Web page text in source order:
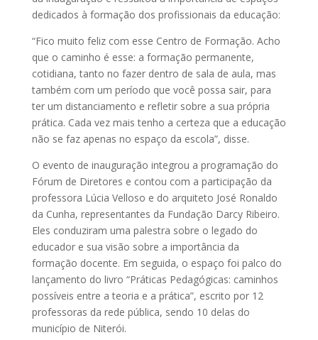
dedicados à formação dos profissionais da educação:
“Fico muito feliz com esse Centro de Formação. Acho
que o caminho é esse: a formação permanente,
cotidiana, tanto no fazer dentro de sala de aula, mas
também com um período que você possa sair, para
ter um distanciamento e refletir sobre a sua própria
prática. Cada vez mais tenho a certeza que a educação
não se faz apenas no espaço da escola”, disse.
O evento de inauguração integrou a programação do
Fórum de Diretores e contou com a participação da
professora Lúcia Velloso e do arquiteto José Ronaldo
da Cunha, representantes da Fundação Darcy Ribeiro.
Eles conduziram uma palestra sobre o legado do
educador e sua visão sobre a importância da
formação docente. Em seguida, o espaço foi palco do
lançamento do livro “Práticas Pedagógicas: caminhos
possíveis entre a teoria e a prática”, escrito por 12
professoras da rede pública, sendo 10 delas do
município de Niterói.